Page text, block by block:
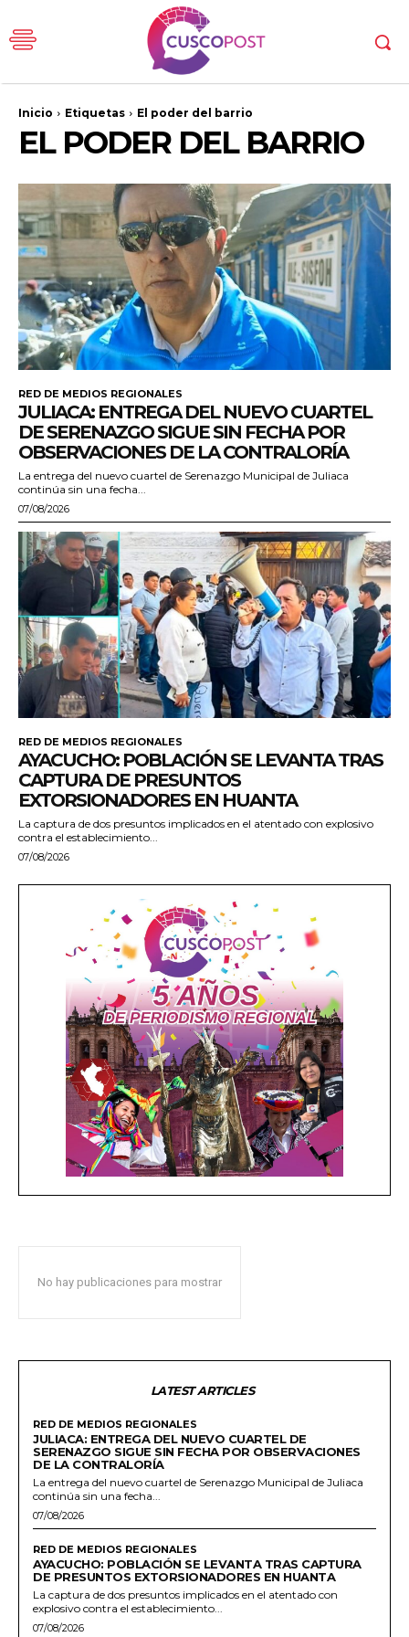
Inicio Etiquetas El poder del barrio
EL PODER DEL BARRIO
RED DE MEDIOS REGIONALES
JULIACA: ENTREGA DEL NUEVO CUARTEL
DE SERENAZGO SIGUE SIN FECHA POR
OBSERVACIONES DE LA CONTRALORÍA
La entrega del nuevo cuartel de Serenazgo Municipal de Juliaca
continúa sin una fecha...
07/08/2026
RED DE MEDIOS REGIONALES
AYACUCHO: POBLACIÓN SE LEVANTA TRAS
CAPTURA DE PRESUNTOS
EXTORSIONADORES EN HUANTA
La captura de dos presuntos implicados en el atentado con explosivo
contra el establecimiento...
07/08/2026
No hay publicaciones para mostrar
LATEST ARTICLES
RED DE MEDIOS REGIONALES
JULIACA: ENTREGA DEL NUEVO CUARTEL DE
SERENAZGO SIGUE SIN FECHA POR OBSERVACIONES
DE LA CONTRALORÍA
La entrega del nuevo cuartel de Serenazgo Municipal de Juliaca
continúa sin una fecha...
07/08/2026
RED DE MEDIOS REGIONALES
AYACUCHO: POBLACIÓN SE LEVANTA TRAS CAPTURA
DE PRESUNTOS EXTORSIONADORES EN HUANTA
La captura de dos presuntos implicados en el atentado con
explosivo contra el establecimiento...
07/08/2026